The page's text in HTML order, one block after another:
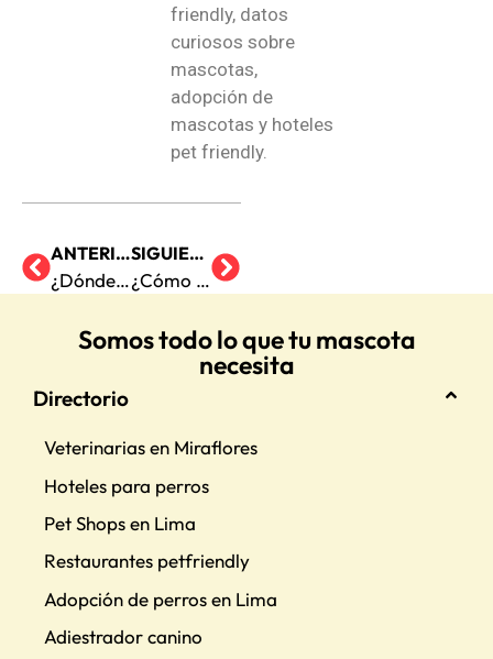
friendly, datos
curiosos sobre
mascotas,
adopción de
mascotas y hoteles
pet friendly.
ANTERIOR
¿Dónde puede nadar mi perro durante el verano?
SIGUIENTE
¿Cómo afecta a tu salud mental adoptar a una mascota?
Somos todo lo que tu mascota
necesita
Directorio
Veterinarias en Miraflores
Hoteles para perros
Pet Shops en Lima
Restaurantes petfriendly
Adopción de perros en Lima
Adiestrador canino